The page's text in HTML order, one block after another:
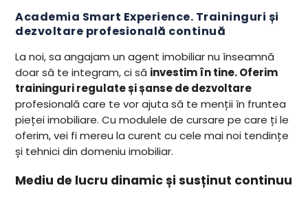
Academia Smart Experience. Traininguri și
dezvoltare profesională continuă
La noi, sa angajam un agent imobiliar nu înseamnă
doar să te integram, ci să investim în tine. Oferim
traininguri regulate și șanse de dezvoltare
profesională care te vor ajuta să te menții în fruntea
pieței imobiliare. Cu modulele de cursare pe care ți le
oferim, vei fi mereu la curent cu cele mai noi tendințe
și tehnici din domeniu imobiliar.
Mediu de lucru dinamic și susținut continuu